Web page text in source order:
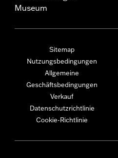
Museum
Sitemap
Nutzungsbedingungen
Allgemeine
Geschäftsbedingungen
Verkauf
Datenschutzrichtlinie
Cookie-Richtlinie